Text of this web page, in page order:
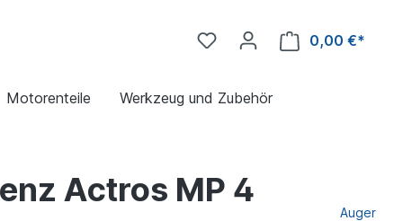
0,00 €*
Motorenteile Werkzeug und Zubehör
Actros MP 4
Auger